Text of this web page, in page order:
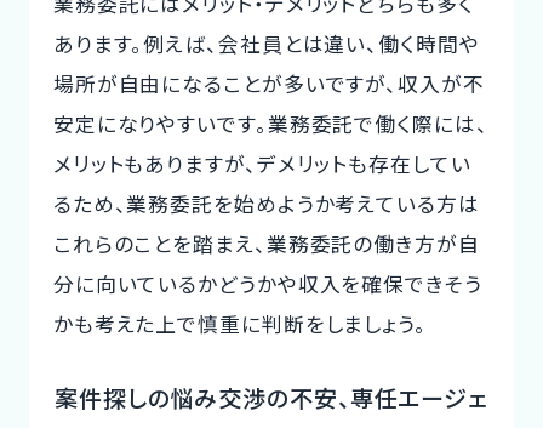
あります。例えば、会社員とは違い、働く時間や
場所が自由になることが多いですが、収入が不
安定になりやすいです。業務委託で働く際には、
メリットもありますが、デメリットも存在してい
るため、業務委託を始めようか考えている方は
これらのことを踏まえ、業務委託の働き方が自
分に向いているかどうかや収入を確保できそう
かも考えた上で慎重に判断をしましょう。
案件探しの悩み交渉の不安、専任エージェ